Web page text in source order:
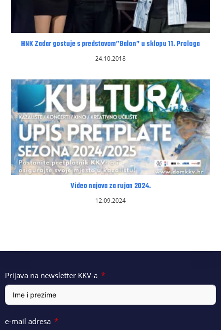
HNK Zadar gostuje s predstavom”Balon” u sklopu 11. Prologa
24.10.2018
Video najava za rujan 2024.
12.09.2024
Prijava na newsletter KKV-a
e-mail adresa